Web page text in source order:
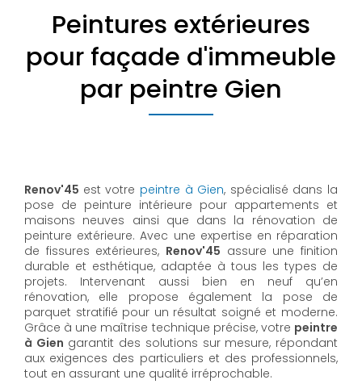
Peintures extérieures
pour façade d'immeuble
par peintre Gien
Renov'45 est votre peintre à Gien, spécialisé dans la
pose de peinture intérieure pour appartements et
maisons neuves ainsi que dans la rénovation de
peinture extérieure. Avec une expertise en réparation
de fissures extérieures, Renov'45 assure une finition
durable et esthétique, adaptée à tous les types de
projets. Intervenant aussi bien en neuf qu’en
rénovation, elle propose également la pose de
parquet stratifié pour un résultat soigné et moderne.
Grâce à une maîtrise technique précise, votre peintre
à Gien garantit des solutions sur mesure, répondant
aux exigences des particuliers et des professionnels,
tout en assurant une qualité irréprochable.